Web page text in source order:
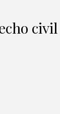
civil